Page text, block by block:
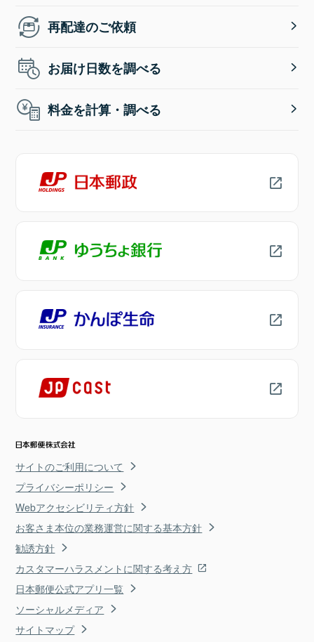
再配達のご依頼
お届け日数を調べる
料金を計算・調べる
サイトのご利用について
プライバシーポリシー
Webアクセシビリティ方針
お客さま本位の業務運営に関する基本方針
勧誘方針
カスタマーハラスメントに関する考え方
日本郵便公式アプリ一覧
ソーシャルメディア
サイトマップ